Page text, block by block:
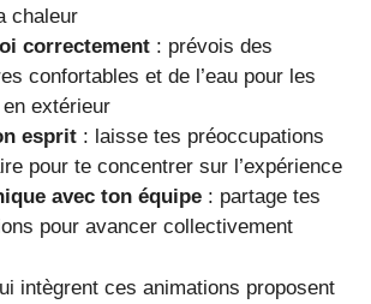
chaleur
correctement : prévois des
confortables et de l’eau pour les
extérieur
esprit : laisse tes préoccupations
pour te concentrer sur l’expérience
avec ton équipe : partage tes
pour avancer collectivement
intègrent ces animations proposent